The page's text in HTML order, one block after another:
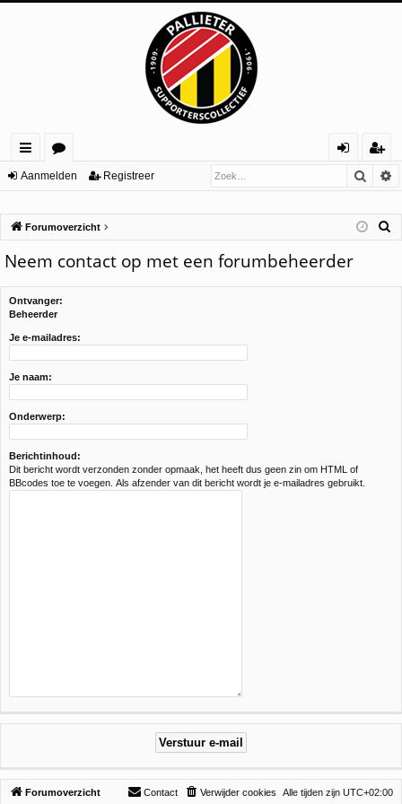
ne
lin
ks
or
m
de
n
eg
re
Aanmelden Registreer Zoek
Forumoverzicht
k
Neem contact op met een forumbeheerder
Ontvanger:
Beheerder
Je e-mailadres:
Je naam:
Onderwerp:
Berichtinhoud:
Dit bericht wordt verzonden zonder opmaak, het heeft dus geen zin om HTML of
BBcodes toe te voegen. Als afzender van dit bericht wordt je e-mailadres gebruikt.
Forumoverzicht Alle tijden zijn UTC+02:00
Verwijder cookies
Contact